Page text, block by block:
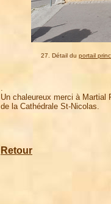
27. Détail du portail
.
Un chaleureux merci à Martial
de la Cathédrale St-Nicolas.
Retour